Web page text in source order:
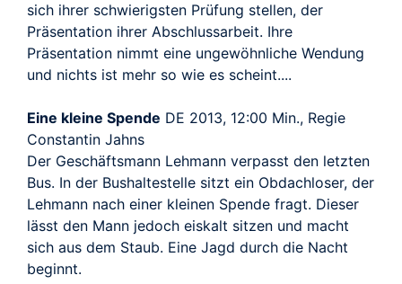
sich ihrer schwierigsten Prüfung stellen, der
Präsentation ihrer Abschlussarbeit. Ihre
Präsentation nimmt eine ungewöhnliche Wendung
und nichts ist mehr so wie es scheint....
Eine kleine Spende DE 2013, 12:00 Min., Regie
Constantin Jahns
Der Geschäftsmann Lehmann verpasst den letzten
Bus. In der Bushaltestelle sitzt ein Obdachloser, der
Lehmann nach einer kleinen Spende fragt. Dieser
lässt den Mann jedoch eiskalt sitzen und macht
sich aus dem Staub. Eine Jagd durch die Nacht
beginnt.